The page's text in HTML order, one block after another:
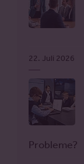
22. Juli 2026
Probleme?